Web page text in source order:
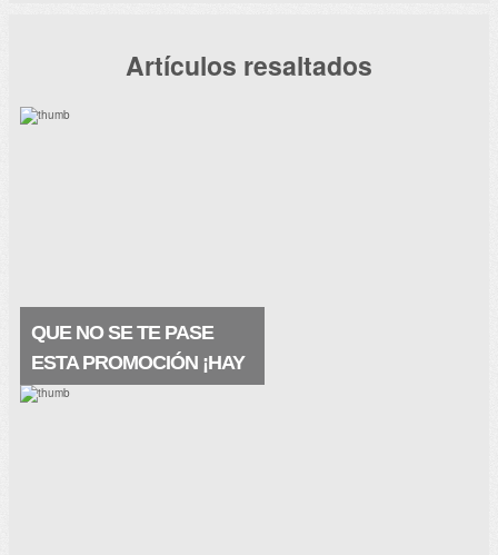
Artículos resaltados
QUE NO SE TE PASE
ESTA PROMOCIÓN ¡HAY
MUESTRAS A